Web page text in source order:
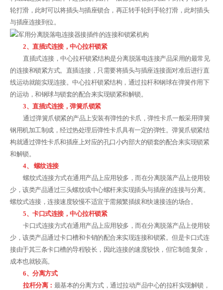
轮打滑，此时可以将插头与插座锁合，再正转手轮到手轮打滑，此时插头
与插座连接到位。
2、直插式连接，中心拉杆锁紧
直插式连接，中心拉杆锁紧结构是分离脱落电连接产品采用的最常见
的连接和锁紧方式。直插连接，只需要将插头与插座连接面对准后进行直
线运动就能实现连接。中心拉杆锁紧结构，通过拉杆和钢球在弹簧作用下
的运动，和钢球与锁套的配合来实现锁紧和解锁。
3、直插式连接，弹簧爪锁紧
通过弹簧爪锁紧的产品上安装有弹性的卡爪，弹性卡爪一般采用弹簧
钢用机加工制成，经过热处理后弹性卡爪具有一定的弹性。弹簧爪锁紧结
构就通过弹性卡爪和插座上对应的孔口小内部大的锁套的配合来实现锁紧
和解锁。
4、 螺纹连接
螺纹式连接方式在通用产品上应用较多，而在分离脱落产品上使用较
少，该类产品通过三头螺纹或中心螺杆来实现插头与插座的连接与分离。
螺纹式连接，连接速度较慢不适宜于需频繁插拔和快速接连的场合。
5、卡口式连接，中心拉杆锁紧
卡口式连接方式在通用产品上应用较多，而在分离脱落产品上使用较
少，该类产品通过卡口槽和卡销的配合来实现连接和锁紧。但是卡口式连
接由于其三条卡口槽的导程较长，因此连接的速度较快，但它制造复杂，
成本也就较高。
6、分离方式
拉杆分离： 最基本的分离方式，通过拉动产品中心的拉杆实现解锁，